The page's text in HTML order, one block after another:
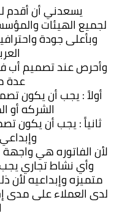
يسعدني أن أقدم
لجميع الهيئات
وبأعلى جودة
وأحرص عند تصميم أب
عدة
أولاً : يجب أن يكون
الشركه أو
ثانياً : يجب أن يكون
لأن الفاتوره هي
وأي نشاط تجاري
متميزه وإبداعيه لأن
لدى العملاء على مدى